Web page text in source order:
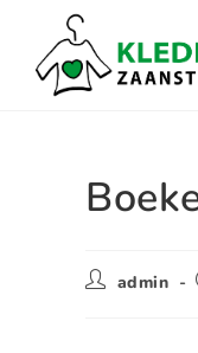
admin